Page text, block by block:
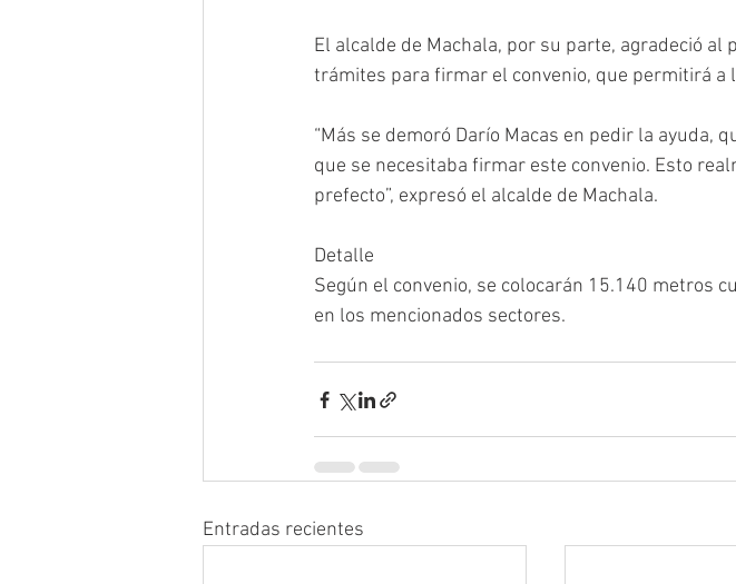
El alcalde de Machala, por su parte, agradeció
trámites para firmar el convenio, que permitirá a
“Más se demoró Darío Macas en pedir la ayuda,
que se necesitaba firmar este convenio. Esto
prefecto”, expresó el alcalde de Machala.
Detalle
Según el convenio, se colocarán 15.140 metros
en los mencionados sectores.
Entradas recientes